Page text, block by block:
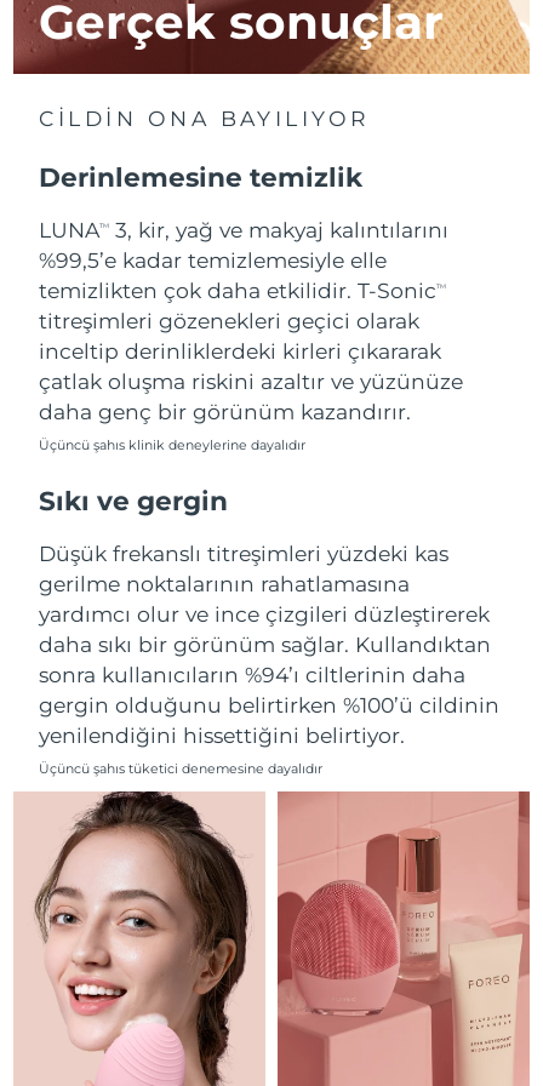
Gerçek sonuçlar
CİLDİN ONA BAYILIYOR
Derinlemesine temizlik
LUNATM
3, kir, yağ ve makyaj kalıntılarını
%99,5’e kadar temizlemesiyle elle
temizlikten çok daha etkilidir. T-SonicTM
titreşimleri gözenekleri geçici olarak
inceltip derinliklerdeki kirleri çıkararak
çatlak oluşma riskini azaltır ve yüzünüze
daha genç bir görünüm kazandırır.
Üçüncü şahıs klinik deneylerine dayalıdır
Sıkı ve gergin
Düşük frekanslı titreşimleri yüzdeki kas
gerilme noktalarının rahatlamasına
yardımcı olur ve ince çizgileri düzleştirerek
daha sıkı bir görünüm sağlar. Kullandıktan
sonra kullanıcıların %94’ı ciltlerinin daha
gergin olduğunu belirtirken %100’ü cildinin
yenilendiğini hissettiğini belirtiyor.
Üçüncü şahıs tüketici denemesine dayalıdır
İsrail
Tahmini teslim tarihi
12/08/2026
İtalya
Tahmini teslim tarihi
Japonya
Tahmini teslim tarihi
Jersey
Tahmini teslim tarihi
Kazakistan
Tahmini teslim tarihi
10/08/2026
Kuveyt
Tahmini teslim tarihi
08/08/2026
Lübnan
Tahmini teslim tarihi
09/08/2026
Litvanya
Tahmini teslim tarihi
08/08/2026
Lüksemburg
Tahmini teslim tarihi
08/08/2026
Çin Makao ÖİB
Malezya
Tahmini teslim tarihi
Malta
Tahmini teslim tarihi
08/08/2026
Meksika
Tahmini teslim tarihi
12/08/2026
Monako
Tahmini teslim tarihi